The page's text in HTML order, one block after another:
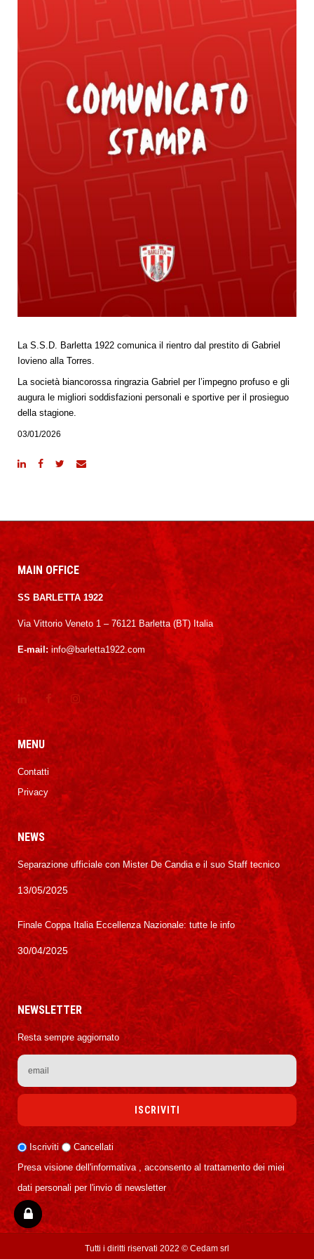
La S.S.D. Barletta 1922 comunica il rientro dal prestito di Gabriel
Iovieno alla Torres.
La società biancorossa ringrazia Gabriel per l’impegno profuso e gli
augura le migliori soddisfazioni personali e sportive per il prosieguo
della stagione.
03/01/2026
MAIN OFFICE
SS BARLETTA 1922
Via Vittorio Veneto 1 – 76121 Barletta (BT) Italia
E-mail: info@barletta1922.com
MENU
Contatti
Privacy
NEWS
Separazione ufficiale con Mister De Candia e il suo Staff tecnico
13/05/2025
Finale Coppa Italia Eccellenza Nazionale: tutte le info
30/04/2025
NEWSLETTER
Resta sempre aggiornato
Iscriviti
Cancellati
Presa visione dell'informativa , acconsento al trattamento dei miei
dati personali per l'invio di newsletter
Tutti i diritti riservati 2022 © Cedam srl